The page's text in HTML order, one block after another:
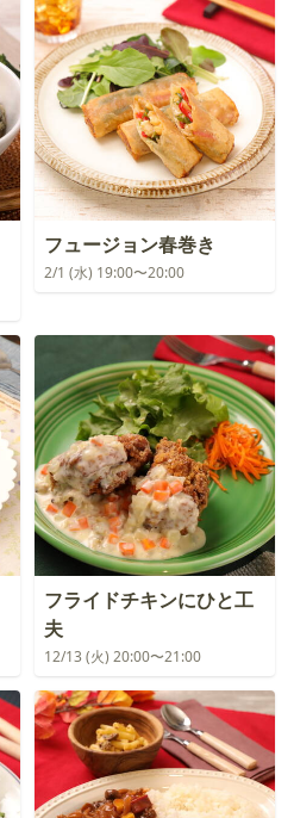
フュージョン春巻き
2/1 (水) 19:00〜20:00
フライドチキンにひと工
夫
12/13 (火) 20:00〜21:00